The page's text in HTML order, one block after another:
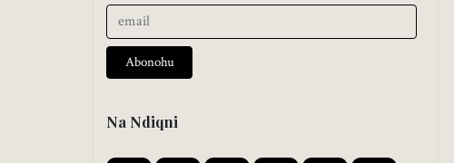
Abonohu
Na Ndiqni